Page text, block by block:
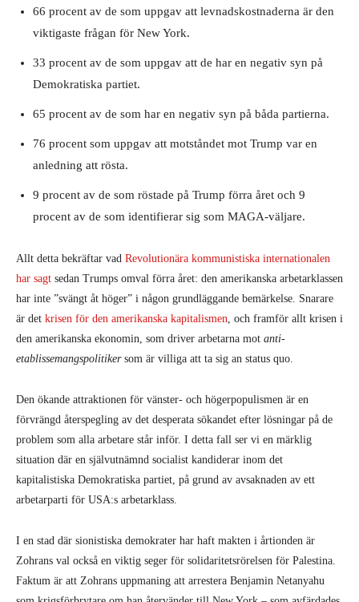
66 procent av de som uppgav att levnadskostnaderna är den
viktigaste frågan för New York.
33 procent av de som uppgav att de har en negativ syn på
Demokratiska partiet.
65 procent av de som har en negativ syn på båda partierna.
76 procent som uppgav att motståndet mot Trump var en
anledning att rösta.
9 procent av de som röstade på Trump förra året och 9
procent av de som identifierar sig som MAGA-väljare.
Allt detta bekräftar vad Revolutionära kommunistiska internationalen
har sagt sedan Trumps omval förra året: den amerikanska arbetarklassen
har inte ”svängt åt höger” i någon grundläggande bemärkelse. Snarare
är det krisen för den amerikanska kapitalismen , och framför allt krisen i
den amerikanska ekonomin, som driver arbetarna mot anti-
etablissemangspolitikersom är villiga att ta sig an status quo.
Den ökande attraktionen för vänster- och högerpopulismen är en
förvrängd återspegling av det desperata sökandet efter lösningar på de
problem som alla arbetare står inför. I detta fall ser vi en märklig
situation där en självutnämnd socialist kandiderar inom det
kapitalistiska Demokratiska partiet, på grund av avsaknaden av ett
arbetarparti för USA:s arbetarklass.
I en stad där sionistiska demokrater har haft makten i årtionden är
Zohrans val också en viktig seger för solidaritetsrörelsen för Palestina.
Faktum är att Zohrans uppmaning att arrestera Benjamin Netanyahu